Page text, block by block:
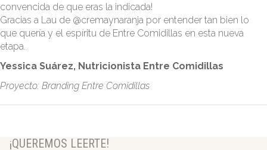
SOCIAL MEDIA
ILUSTRACIÓN
PROYECTOS
NOSOTROS
convencida de que eras la indicada!
Gracias a Lau de @cremaynaranja por entender tan bien lo
que quería y el espíritu de Entre Comidillas en esta nueva
etapa.
Yessica Suárez, Nutricionista Entre Comidillas
Proyecto: Branding Entre Comidillas
¡QUEREMOS LEERTE!